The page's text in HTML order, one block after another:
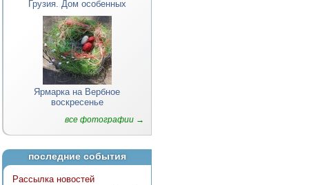
Грузия. Дом особенных
Ярмарка на Вербное
воскресенье
все фотографии →
последние события
Рассылка новостей